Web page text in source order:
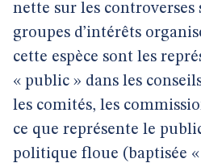
nette sur les controverses
groupes d’intérêts
cette espèce sont les
« public » dans les
les comités, les
ce que représente le
politique floue (baptisée